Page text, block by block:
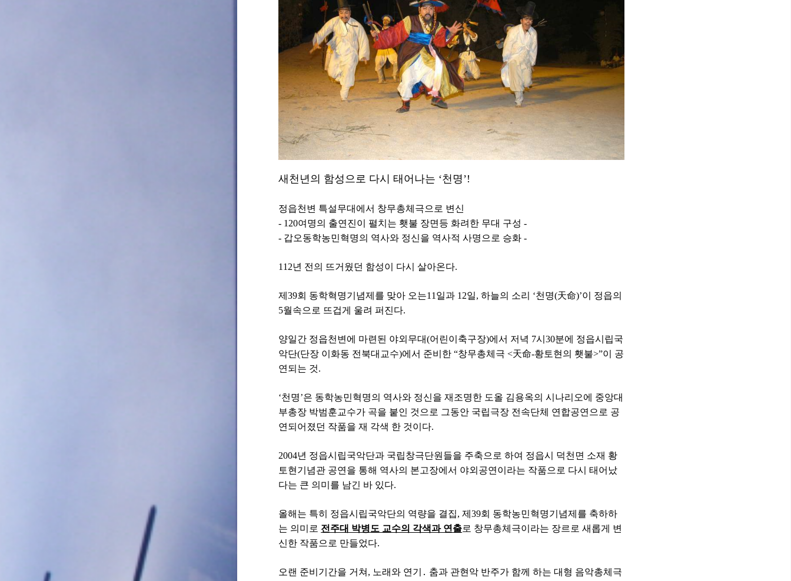
새천년의 함성으로 다시 태어나는 ‘천명’!
정읍천변 특설무대에서 창무총체극으로 변신
- 120여명의 출연진이 펼치는 횃불 장면등 화려한 무대 구성-
- 갑오동학농민혁명의 역사와 정신을 역사적 사명으로 승화-
112년 전의 뜨거웠던 함성이 다시 살아온다.
제39회 동학혁명기념제를 맞아 오는11 일과 12일,하늘의 소리 ‘천명(天命)’이 정읍의
5월속으로 뜨겁게 울려 퍼진다.
양일간 정읍천변에 마련된 야외무대(어린이축구장)에서 저녁 7시30분에 정읍시립국
악단(단장 이화동 전북대교수)에서 준비한“창무총체극<天命-황토현의 횃불>”이 공
연되는 것.
‘천명’은 동학농민혁명의 역사와 정신을 재조명한 도올 김용옥의 시나리오에 중앙대
부총장 박범훈교수가 곡을 붙인 것으로 그동안 국립극장 전속단체 연합공연으로 공
연되어졌던 작품을 재 각색 한 것이다.
2004년 정읍시립국악단과 국립창극단원들을 주축으로 하여 정읍시 덕천면 소재 황
토현기념관 공연을 통해 역사의 본고장에서 야외공연이라는 작품으로 다시 태어났
다는 큰 의미를 남긴 바 있다.
올해는 특히 정읍시립국악단의 역량을 결집,제39회 동학농민혁명기념제를 축하하
는 의미로 전주대 박병도 교수의 각색과 연출로 창무총체극이라는 장르로 새롭게 변
신한 작품으로 만들었다.
오랜 준비기간을 거쳐 , 노래와 연기 ․ 춤과 관현악 반주가 함께 하는 대형 음악총체극